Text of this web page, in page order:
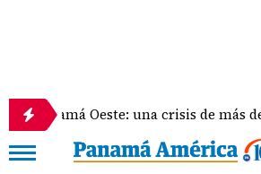
Oeste: una crisis de más de 20 años